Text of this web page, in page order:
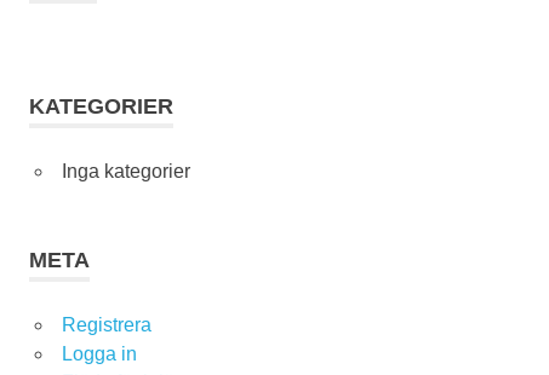
KATEGORIER
Inga kategorier
META
Registrera
Logga in